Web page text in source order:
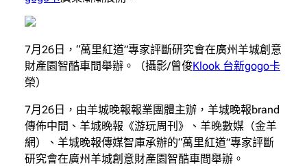
7月26日，“萬里紅道”專家評斷研究會在廣州羊城創意
財產園智酷車間舉辦。（攝影/曾俊Klook 台新gogo卡
榮）
7月26日，由羊城晚報報業團體主辦，羊城晚報brand
傳佈中間、羊城晚報《游玩周刊》、羊晚數媒（金羊
網）、羊城晚報傳媒智庫承辦的“萬里紅道”專家評斷
研究會在廣州羊城創意財產園智酷車間舉辦。